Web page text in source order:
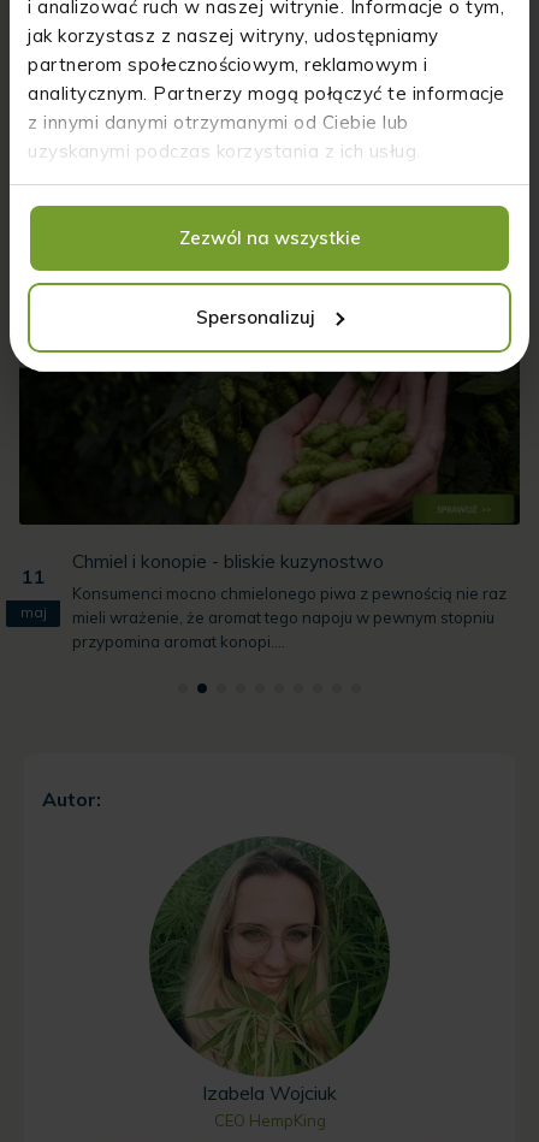
i analizować ruch w naszej witrynie. Informacje o tym,
jak korzystasz z naszej witryny, udostępniamy
partnerom społecznościowym, reklamowym i
analitycznym. Partnerzy mogą połączyć te informacje
z innymi danymi otrzymanymi od Ciebie lub
uzyskanymi podczas korzystania z ich usług.
Zezwól na wszystkie
Spersonalizuj
WPISY
11
maj
Chmiel i konopie - bliskie kuzynostwo
Konsumenci mocno chmielonego piwa z pewnością nie raz
mieli wrażenie, że aromat tego napoju w pewnym stopniu
przypomina aromat konopi....
Autor:
Izabela Wojciuk
CEO HempKing